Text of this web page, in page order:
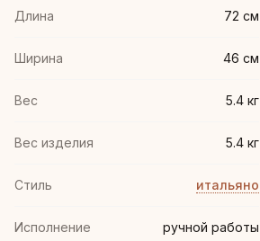
Длина 72 см
Ширина 46 см
Вес 5.4 кг
Вес изделия 5.4 кг
Стиль итальяно
Иcполнение ручной работы